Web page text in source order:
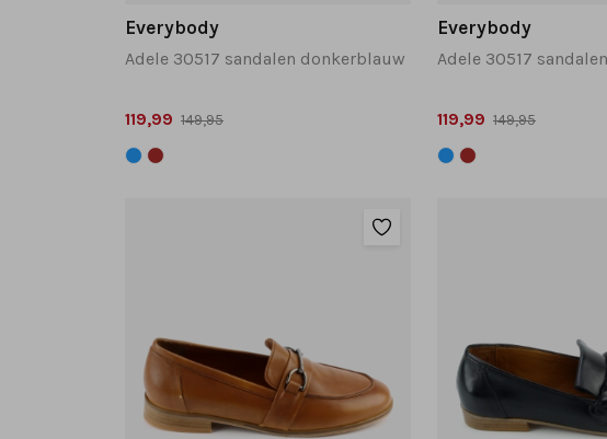
Everybody
Adele 30517 sandalen donkerblauw
119,99 149,95
Everybody
Adele 30517
119,99 149,95